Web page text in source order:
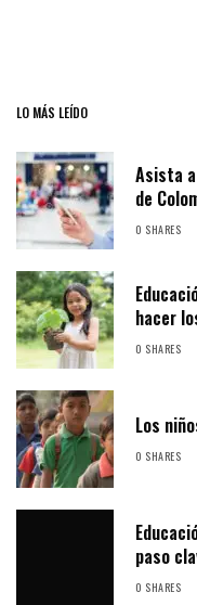
LO MÁS LEÍDO
Asista
de
0 SHARES
hacer
0 SHARES
Los
0 SHARES
paso
0 SHARES